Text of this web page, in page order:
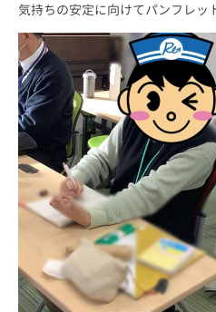
気持ちの安定に向けてパンフレッ